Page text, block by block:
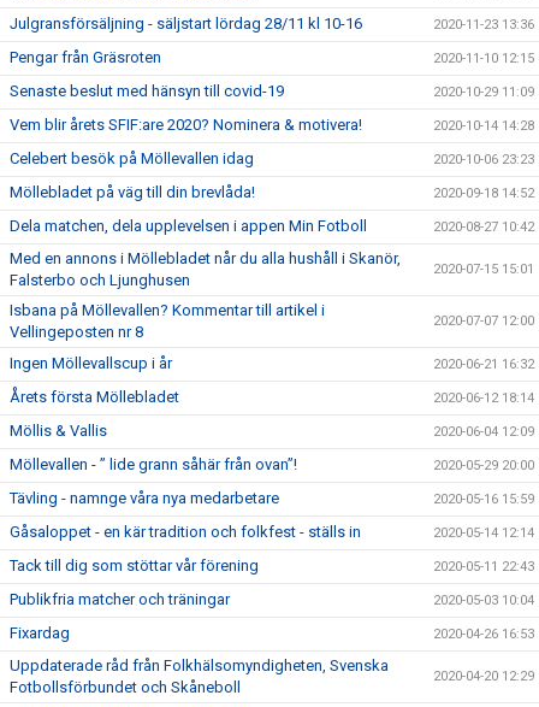
Julgransförsäljning - säljstart lördag 28/11 kl 10-16 2020-11-23 13:36
Pengar från Gräsroten 2020-11-10 12:15
Senaste beslut med hänsyn till covid-19 2020-10-29 11:09
Vem blir årets SFIF:are 2020? Nominera & motivera! 2020-10-14 14:28
Celebert besök på Möllevallen idag 2020-10-06 23:23
Möllebladet på väg till din brevlåda! 2020-09-18 14:52
Dela matchen, dela upplevelsen i appen Min Fotboll 2020-08-27 10:42
Med en annons i Möllebladet når du alla hushåll i Skanör,
Falsterbo och Ljunghusen
2020-07-15 15:01
Isbana på Möllevallen? Kommentar till artikel i
Vellingeposten nr 8
2020-07-07 12:00
Ingen Möllevallscup i år 2020-06-21 16:32
Årets första Möllebladet 2020-06-12 18:14
Möllis & Vallis 2020-06-04 12:09
Möllevallen - ” lide grann såhär från ovan”! 2020-05-29 20:00
Tävling - namnge våra nya medarbetare 2020-05-16 15:59
Gåsaloppet - en kär tradition och folkfest - ställs in 2020-05-14 12:14
Tack till dig som stöttar vår förening 2020-05-11 22:43
Publikfria matcher och träningar 2020-05-03 10:04
Fixardag 2020-04-26 16:53
Uppdaterade råd från Folkhälsomyndigheten, Svenska
Fotbollsförbundet och Skåneboll
2020-04-20 12:29